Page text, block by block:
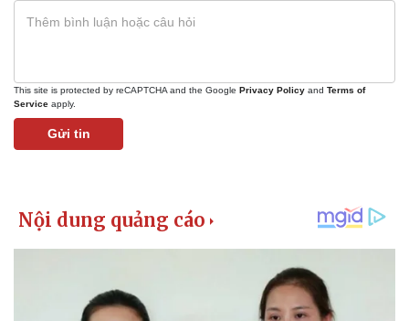
This site is protected by reCAPTCHA and the Google Privacy Policy and Terms of
Service apply.
Gửi tin